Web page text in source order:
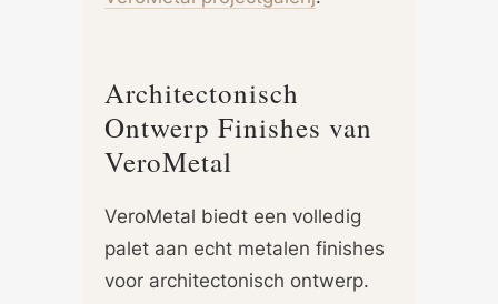
Architectonisch
Ontwerp Finishes van
VeroMetal
VeroMetal biedt een volledig
palet aan echt metalen finishes
voor architectonisch ontwerp.